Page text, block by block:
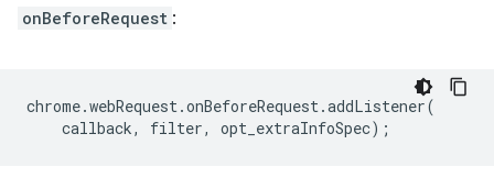
onBeforeRequest :
chrome.webRequest.onBeforeRequest.addListener(
callback, filter, opt_extraInfoSpec);